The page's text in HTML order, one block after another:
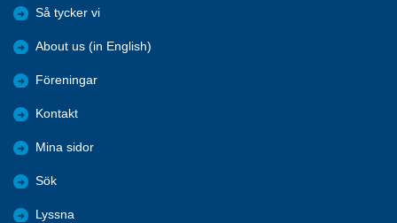
Så tycker vi
About us (in English)
Föreningar
Kontakt
Mina sidor
Sök
Lyssna